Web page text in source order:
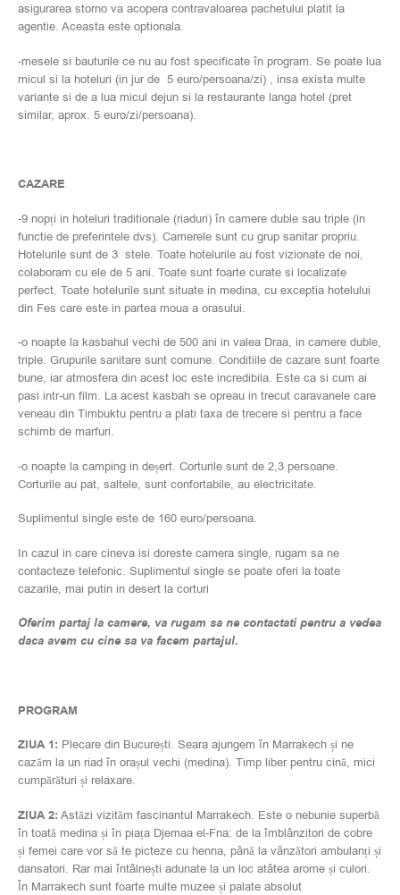
asigurarea storno va acopera contravaloarea pachetului platit la
agentie. Aceasta este optionala.
-mesele si bauturile ce nu au fost specificate în program. Se poate lua
micul si la hoteluri (in jur de 5 euro/persoana/zi) , insa exista multe
variante si de a lua micul dejun si la restaurante langa hotel (pret
similar, aprox. 5 euro/zi/persoana).
CAZARE
-9 nopți in hoteluri traditionale (riaduri) în camere duble sau triple (in
functie de preferintele dvs). Camerele sunt cu grup sanitar propriu.
Hotelurile sunt de 3 stele. Toate hotelurile au fost vizionate de noi,
colaboram cu ele de 5 ani. Toate sunt foarte curate si localizate
perfect. Toate hotelurile sunt situate in medina, cu exceptia hotelului
din Fes care este in partea moua a orasului.
-o noapte la kasbahul vechi de 500 ani in valea Draa, in camere duble,
triple. Grupurile sanitare sunt comune. Conditiile de cazare sunt foarte
bune, iar atmosfera din acest loc este incredibila. Este ca si cum ai
pasi intr-un film. La acest kasbah se opreau in trecut caravanele care
veneau din Timbuktu pentru a plati taxa de trecere si pentru a face
schimb de marfuri.
-o noapte la camping in deșert. Corturile sunt de 2,3 persoane.
Corturile au pat, saltele, sunt confortabile, au electricitate.
Suplimentul single este de 160 euro/persoana.
In cazul in care cineva isi doreste camera single, rugam sa ne
contacteze telefonic. Suplimentul single se poate oferi la toate
cazarile, mai putin in desert la corturi
Oferim partaj la camere, va rugam sa ne contactati pentru a vedea
daca avem cu cine sa va facem partajul.
PROGRAM
ZIUA 1: Plecare din București. Seara ajungem în Marrakech și ne
cazăm la un riad în orașul vechi (medina). Timp liber pentru cină, mici
cumpărături și relaxare.
ZIUA 2: Astăzi vizităm fascinantul Marrakech. Este o nebunie superbă
în toată medina și în piața Djemaa el-Fna: de la îmblânzitori de cobre
și femei care vor să te picteze cu henna, până la vânzători ambulanți și
dansatori. Rar mai întâlnești adunate la un loc atâtea arome și culori.
În Marrakech sunt foarte multe muzee și palate absolut